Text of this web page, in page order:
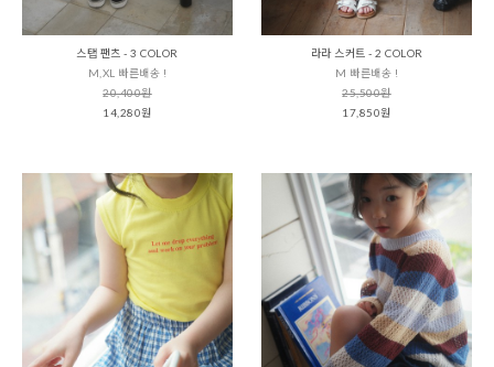
스탭 팬츠 - 3 COLOR
M,XL 빠른배송 !
20,400원
14,280원
라라 스커트 - 2 COLOR
M 빠른배송 !
25,500원
17,850원